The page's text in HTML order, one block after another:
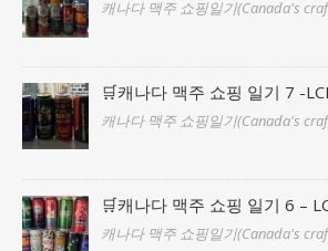
캐나다 맥주 쇼핑일기(Canada's
🛒캐나다 맥주 쇼핑 일기 7 -
캐나다 맥주 쇼핑일기(Canada's
🛒캐나다 맥주 쇼핑 일기 6 –
캐나다 맥주 쇼핑일기(Canada's